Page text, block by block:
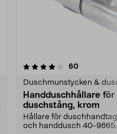
60
Duschmunstycken &
Handduschhållare
duschstång, krom
Hållare för
och handdusch 40-
4.0 av 5 stjärnor